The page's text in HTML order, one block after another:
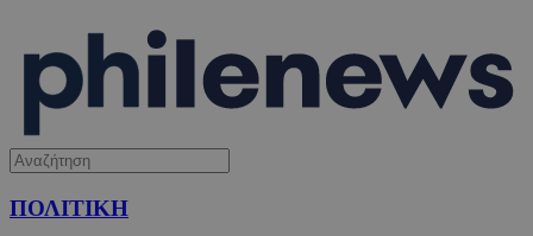
ΠΟΛΙΤΙΚΗ